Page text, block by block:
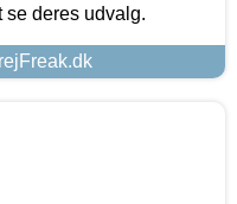
se deres udvalg.